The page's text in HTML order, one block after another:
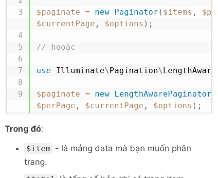
$paginate = new Paginator ( $items ,
$currentPage , $options ) ;
// hooặc
use Illuminate\Pagination\
$paginate = new LengthAwarePaginator
$perPage , $currentPage , $options ) ;
Trong đó:
$item - là mảng data mà bạn muốn phân
trang.